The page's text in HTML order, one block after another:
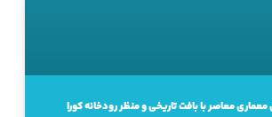
معاصر با بافت تاریخی و منظر رودخانه کورا